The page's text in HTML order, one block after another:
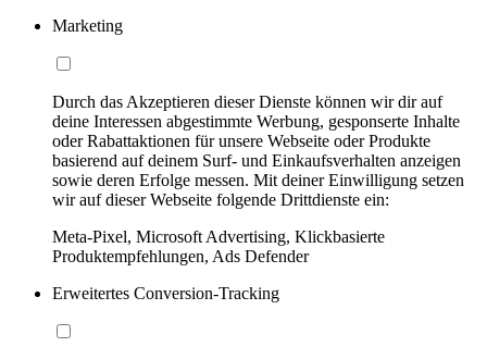
Marketing
Durch das Akzeptieren dieser Dienste können wir dir auf
deine Interessen abgestimmte Werbung, gesponserte Inhalte
oder Rabattaktionen für unsere Webseite oder Produkte
basierend auf deinem Surf- und Einkaufsverhalten anzeigen
sowie deren Erfolge messen. Mit deiner Einwilligung setzen
wir auf dieser Webseite folgende Drittdienste ein:
Meta-Pixel, Microsoft Advertising, Klickbasierte
Produktempfehlungen, Ads Defender
Erweitertes Conversion-Tracking